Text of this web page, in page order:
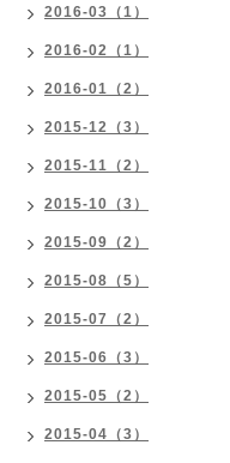
2016-03（1）
2016-02（1）
2016-01（2）
2015-12（3）
2015-11（2）
2015-10（3）
2015-09（2）
2015-08（5）
2015-07（2）
2015-06（3）
2015-05（2）
2015-04（3）